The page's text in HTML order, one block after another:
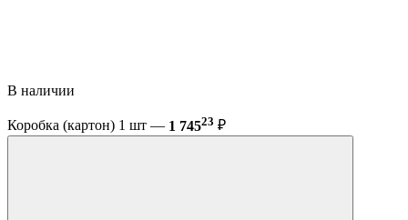
В наличии
Коробка (картон) 1 шт — 1 74523 ₽